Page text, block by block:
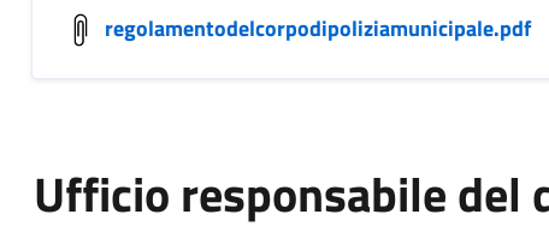
regolamentodelcorpodipoliziamunicipale.pdf
Ufficio responsabile del